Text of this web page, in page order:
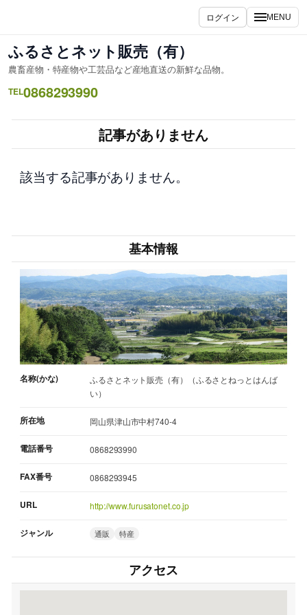
ス
キ
ッ
ログイン MENU
ふるさとネット販売（有）
農畜産物・特産物や工芸品など産地直送の新鮮な品物。
TEL0868293990
記事がありません
該当する記事がありません。
基本情報
名称(かな)
ふるさとネット販売（有）（ふるさとねっとはんば
い）
所在地 岡山県津山市中村740-4
電話番号 0868293990
FAX番号 0868293945
URL http://www.furusatonet.co.jp
ジャンル 通販 特産
アクセス